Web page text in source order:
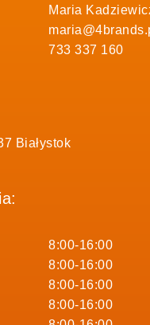
Maria
733 337 160
Białystok
8:00-16:00
8:00-16:00
8:00-16:00
8:00-16:00